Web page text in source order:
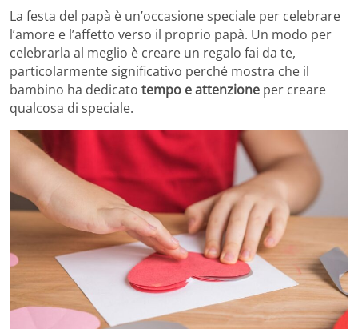
La festa del papà è un’occasione speciale per celebrare
l’amore e l’affetto verso il proprio papà. Un modo per
celebrarla al meglio è creare un regalo fai da te,
particolarmente significativo perché mostra che il
bambino ha dedicato tempo e attenzione per creare
qualcosa di speciale.